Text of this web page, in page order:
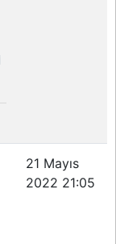
21 Mayıs
2022 21:05